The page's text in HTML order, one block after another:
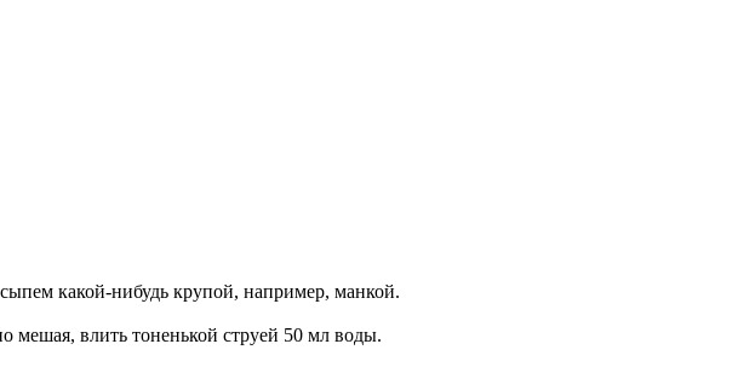
какой-нибудь крупой, например, манкой.
мешая, влить тоненькой струей 50 мл воды.